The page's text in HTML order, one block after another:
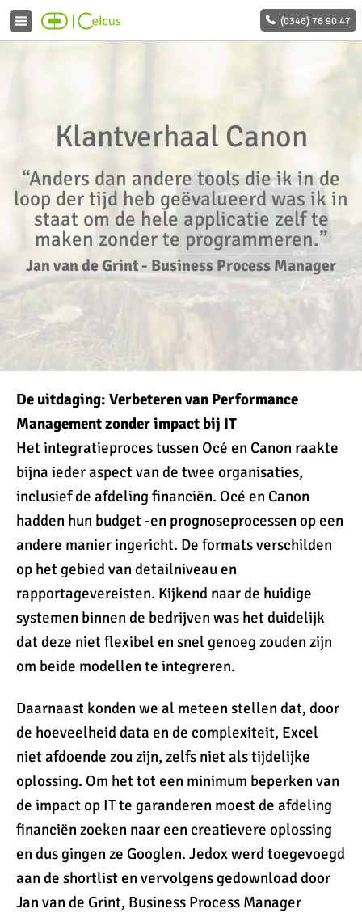
(0346) 76 90 47
Klantverhaal Canon
“Anders dan andere tools die ik in de
loop der tijd heb geëvalueerd was ik in
staat om de hele applicatie zelf te
maken zonder te programmeren.”
Jan van de Grint - Business Process Manager
De uitdaging: Verbeteren van Performance
Management zonder impact bij IT
Het integratieproces tussen Océ en Canon raakte
bijna ieder aspect van de twee organisaties,
inclusief de afdeling financiën. Océ en Canon
hadden hun budget -en prognoseprocessen op een
andere manier ingericht. De formats verschilden
op het gebied van detailniveau en
rapportagevereisten. Kijkend naar de huidige
systemen binnen de bedrijven was het duidelijk
dat deze niet flexibel en snel genoeg zouden zijn
om beide modellen te integreren.
Daarnaast konden we al meteen stellen dat, door
de hoeveelheid data en de complexiteit, Excel
niet afdoende zou zijn, zelfs niet als tijdelijke
oplossing. Om het tot een minimum beperken van
de impact op IT te garanderen moest de afdeling
financiën zoeken naar een creatievere oplossing
en dus gingen ze Googlen. Jedox werd toegevoegd
aan de shortlist en vervolgens gedownload door
Jan van de Grint, Business Process Manager